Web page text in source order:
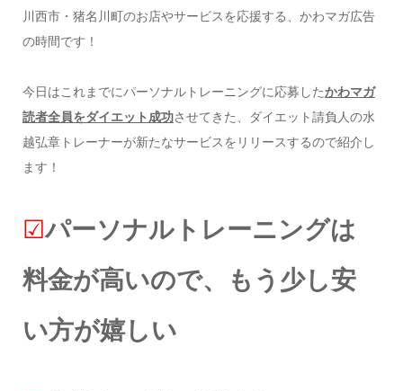
川西市・猪名川町のお店やサービスを応援する、かわマガ広告
の時間です！
今日はこれまでにパーソナルトレーニングに応募したかわマガ
読者全員をダイエット成功させてきた、ダイエット請負人の水
越弘章トレーナーが新たなサービスをリリースするので紹介し
ます！
☑︎パーソナルトレーニングは
料金が高いので、もう少し安
い方が嬉しい